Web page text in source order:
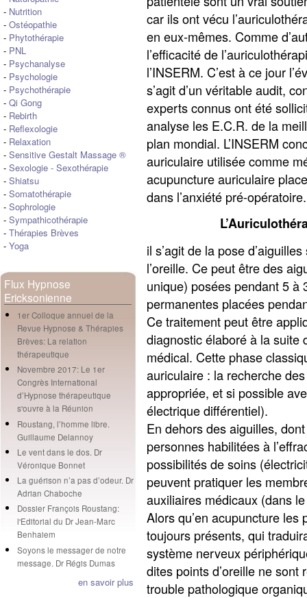
- Nutrition
- Ostéopathie
- Phytothérapie
- PNL
- Psychanalyse
- Psychologie
- Psychothérapie
- Qi Gong
- Rebirth
- Reflexologie
- Relaxation
- Sensitive Gestalt Massage ®
- Sexologie - Sexothérapie
- Shiatsu
- Somatothérapie
- Sophrologie
- Sympathicothérapie
- Thérapies Brèves
- Yoga
Flux Hypnose
Ericksonienne
1er Colloque annuel de la
Revue Hypnose & Thérapies
Brèves: La relation
thérapeutique
Novembre 2017: Le 1er
Congrès International
d’Hypnose thérapeutique
s'ouvre à la Réunion
Roustang, l’homme libre.
Guillaume Delannoy
Le vent dans le dos. Dr
Véronique Bonnet
La guérison n’a pas d’odeur. Dr
Adrian Chaboche
Dossier François Roustang:
l'Editorial du Dr Jean-Marc
Benhaiem
Soyons le messager de notre
message. Dr Régis Dumas
en savoir plus
car ils ont vécu
en eux-mêmes. Comme
l’efficacité de
l’INSERM. C’est à ce jour
s’agit d’un véritable audit,
experts connus ont été
analyse les E.C.R. de la
plan mondial. L’INSERM
auriculaire utilisée comme
acupuncture auriculaire
dans l’anxiété pré-opératoire.
il s’agit de la pose
l’oreille. Ce peut être des
unique) posées pendant 5 à
permanentes placées
Ce traitement peut être
diagnostic élaboré à la suite
médical. Cette phase
auriculaire : la recherche
appropriée, et si possible
électrique différentiel).
En dehors des aiguilles,
personnes habilitées à
possibilités de soins
peuvent pratiquer les
auxiliaires médicaux (dans
Alors qu’en acupuncture
toujours présents, qui
système nerveux
dites points d’oreille ne sont
trouble pathologique